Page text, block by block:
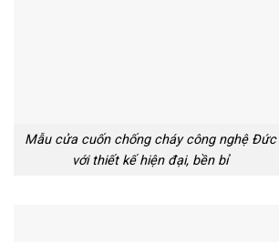
Mẫu cửa cuốn chống cháy công nghệ Đức
với thiết kế hiện đại, bền bỉ